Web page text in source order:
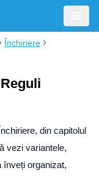
Închiriere
din capitolul
vezi variantele,
înveți organizat,